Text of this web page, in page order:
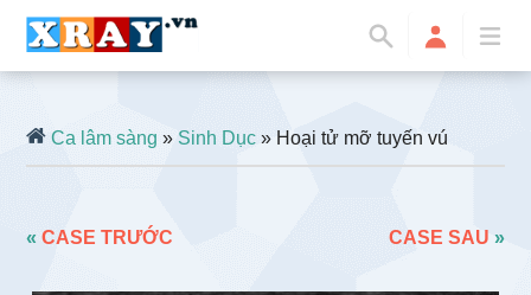
Ca lâm sàng »Sinh Dục » Hoại tử mỡ tuyến vú
«CASE TRƯỚC CASE SAU »